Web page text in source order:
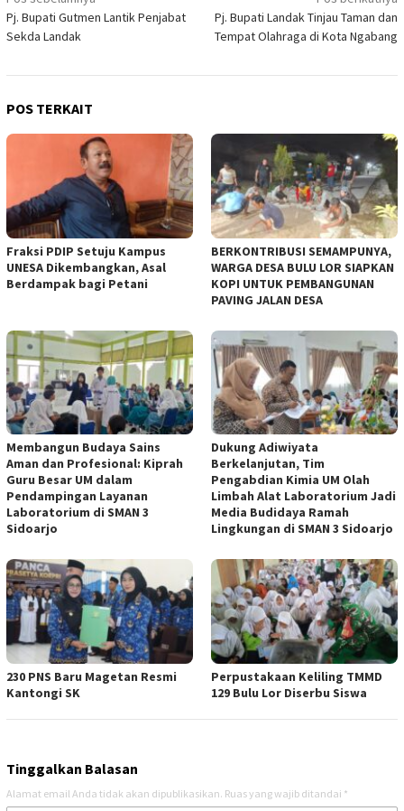
pos
Pj. Bupati Gutmen Lantik Penjabat
Sekda Landak
Pj. Bupati Landak Tinjau Taman dan
Tempat Olahraga di Kota Ngabang
POS TERKAIT
Fraksi PDIP Setuju Kampus
UNESA Dikembangkan, Asal
Berdampak bagi Petani
BERKONTRIBUSI SEMAMPUNYA,
WARGA DESA BULU LOR SIAPKAN
KOPI UNTUK PEMBANGUNAN
PAVING JALAN DESA
Membangun Budaya Sains
Aman dan Profesional: Kiprah
Guru Besar UM dalam
Pendampingan Layanan
Laboratorium di SMAN 3
Sidoarjo
Dukung Adiwiyata
Berkelanjutan, Tim
Pengabdian Kimia UM Olah
Limbah Alat Laboratorium Jadi
Media Budidaya Ramah
Lingkungan di SMAN 3 Sidoarjo
230 PNS Baru Magetan Resmi
Kantongi SK
Perpustakaan Keliling TMMD
129 Bulu Lor Diserbu Siswa
Tinggalkan Balasan
Alamat email Anda tidak akan dipublikasikan. Ruas yang wajib ditandai *